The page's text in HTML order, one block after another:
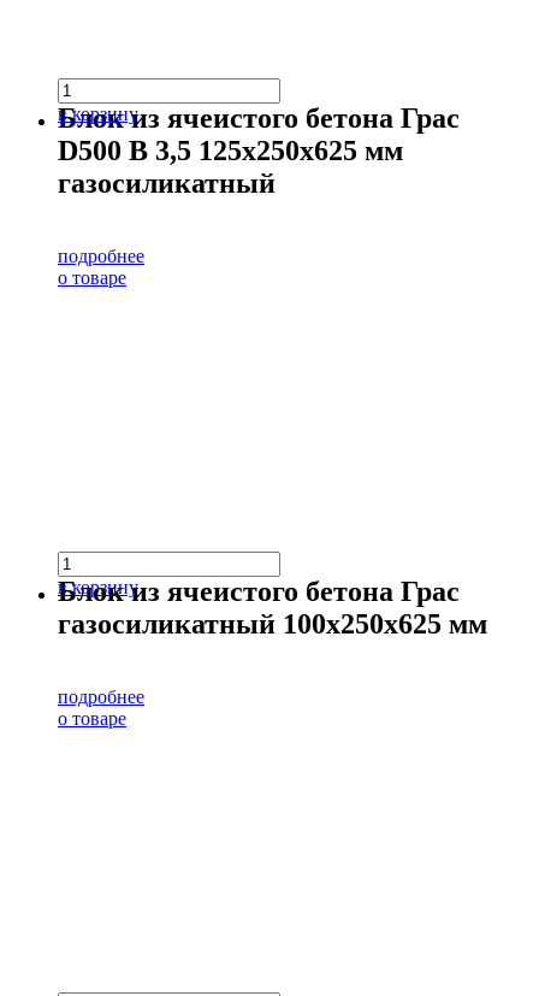
в корзину
Блок из ячеистого бетона Грас
D500 В 3,5 125х250х625 мм
газосиликатный
подробнее
о товаре
в корзину
Блок из ячеистого бетона Грас
газосиликатный 100х250х625 мм
подробнее
о товаре